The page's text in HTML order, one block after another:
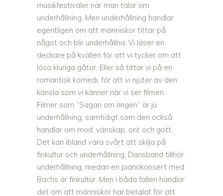
musikfestivaler när man talar om
underhållning. Men underhållning handlar
egentligen om att människor tittar på
något och blir underhållna. Vi läser en
deckare på kvällen för att vi tycker om att
lösa kluriga gåtor. Eller så tittar vi på en
romantisk komedi, för att vi njuter av den
känsla som vi känner när vi ser filmen.
Filmer som ”Sagan om ringen” är ju
underhållning, samtidigt som den också
handlar om mod, vänskap, ont och gott.
Det kan ibland vara svårt att skilja på
finkultur och underhållning. Dansband tillhör
underhållning, medan en pianokonsert med
Bachs är finkultur. Men i båda fallen handlar
det om att människor har betalat för att